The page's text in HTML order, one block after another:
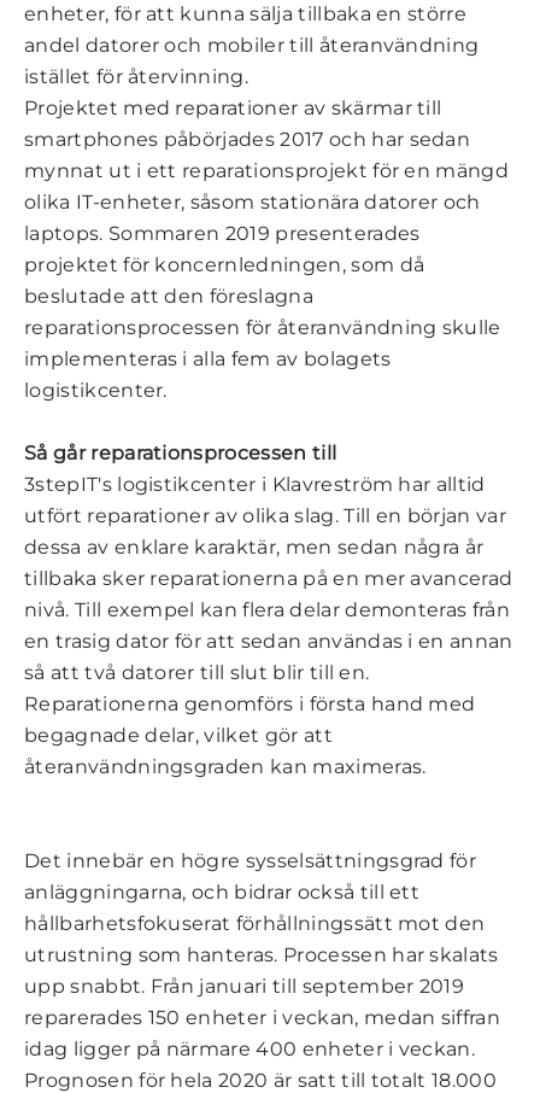
enheter, för att kunna sälja tillbaka en större
andel datorer och mobiler till återanvändning
istället för återvinning.
Projektet med reparationer av skärmar till
smartphones påbörjades 2017 och har sedan
mynnat ut i ett reparationsprojekt för en mängd
olika IT-enheter, såsom stationära datorer och
laptops. Sommaren 2019 presenterades
projektet för koncernledningen, som då
beslutade att den föreslagna
reparationsprocessen för återanvändning skulle
implementeras i alla fem av bolagets
logistikcenter.
Så går reparationsprocessen till
3stepIT's logistikcenter i Klavreström har alltid
utfört reparationer av olika slag. Till en början var
dessa av enklare karaktär, men sedan några år
tillbaka sker reparationerna på en mer avancerad
nivå. Till exempel kan flera delar demonteras från
en trasig dator för att sedan användas i en annan
så att två datorer till slut blir till en.
Reparationerna genomförs i första hand med
begagnade delar, vilket gör att
återanvändningsgraden kan maximeras.
Det innebär en högre sysselsättningsgrad för
anläggningarna, och bidrar också till ett
hållbarhetsfokuserat förhållningssätt mot den
utrustning som hanteras. Processen har skalats
upp snabbt. Från januari till september 2019
reparerades 150 enheter i veckan, medan siffran
idag ligger på närmare 400 enheter i veckan.
Prognosen för hela 2020 är satt till totalt 18.000